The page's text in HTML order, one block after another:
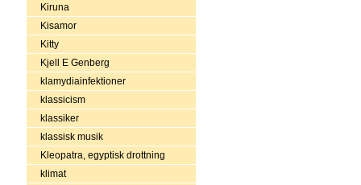
Kiruna
Kisamor
Kitty
Kjell E Genberg
klamydiainfektioner
klassicism
klassiker
klassisk musik
Kleopatra, egyptisk drottning
klimat